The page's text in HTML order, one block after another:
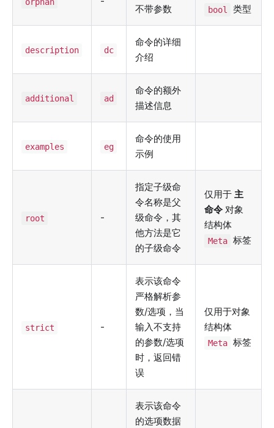
不带参数
bool 类型
description dc
命令的详细
介绍
additional ad
命令的额外
描述信息
examples eg
命令的使用
示例
root -
指定子级命
令名称是父
级命令，其
他方法是它
的子级命令
仅用于主
命令 对象
结构体
Meta 标签
strict -
表示该命令
严格解析参
数/选项，当
输入不支持
的参数/选项
时，返回错
误
仅用于对象
结构体
Meta 标签
表示该命令
的选项数据